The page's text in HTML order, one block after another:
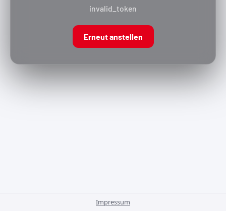
invalid_token
Erneut anstellen
Impressum